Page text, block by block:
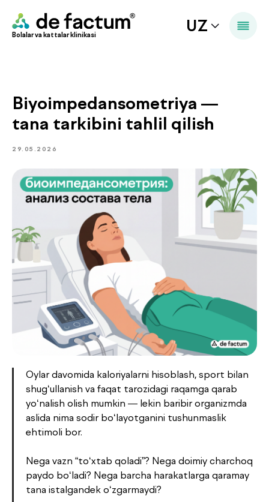
Bolalar va kattalar klinikasi
Dush–Juma: 08:00–18:00, Shanba: 08:00–16:00
Biyoimpedansometriya —
tana tarkibini tahlil qilish
29.05.2026
Oylar davomida kaloriyalarni hisoblash, sport bilan
shug‘ullanish va faqat tarozidagi raqamga qarab
yo‘nalish olish mumkin — lekin baribir organizmda
aslida nima sodir bo‘layotganini tushunmaslik
ehtimoli bor.
Nega vazn “to‘xtab qoladi”? Nega doimiy charchoq
paydo bo‘ladi? Nega barcha harakatlarga qaramay
tana istalgandek o‘zgarmaydi?